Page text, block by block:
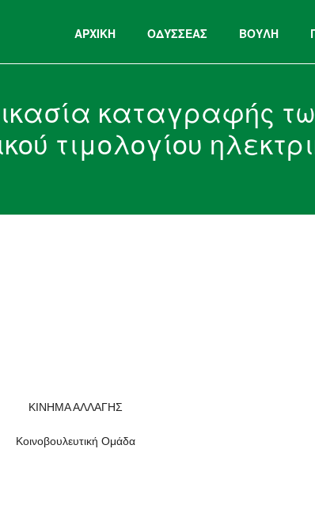
ΑΡΧΙΚΉ ΟΔΥΣΣΕΑΣ ΒΟΥΛΗ
καταγραφής
τιμολογίου
ΚΙΝΗΜΑ ΑΛΛΑΓΗΣ
Κοινοβουλευτική Ομάδα